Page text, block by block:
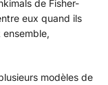
de Fisher-
eux quand ils
modèles de